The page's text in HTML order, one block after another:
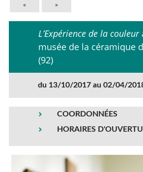
« »
L’Expérience de la couleur
musée de la céramique
(92)
du 13/10/2017 au 02/04/
COORDONNÉES
HORAIRES